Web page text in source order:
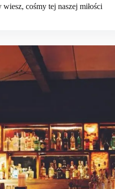
cośmy tej naszej miłości